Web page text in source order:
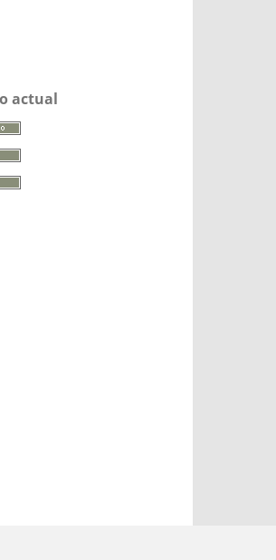
actual